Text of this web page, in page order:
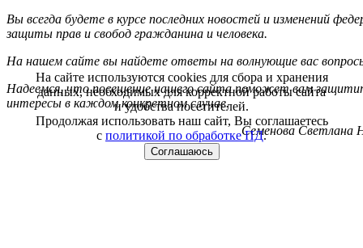
Вы всегда будете в курсе последних новостей и изменений
защиты прав и свобод гражданина и человека.
На нашем сайте вы найдете ответы на волнующие вас
Надеемся, что посещение нашего сайта поможет вам
интересы в каждом конкретном случае.
Семенова Светлана
На сайте используются cookies для сбора и хранения
данных, необходимых для корректной работы сайта
и удобства посетителей.
Продолжая использовать наш сайт, Вы соглашаетесь
с политикой по обработке ПД.
Соглашаюсь